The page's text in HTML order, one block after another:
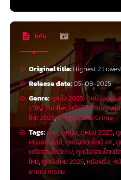
Info
Original title:Highest 2
Release date:05-09-2025
Genre:ดูหนัง 2025,ดูหนังออนไ
ขวัญ Thriller, หนังชีวิต
ใหม่ 2025,อาชญากรรม Crime
Tags:ชีวิต,ดูหนัง,ดูหนัง 2025,
หนังออนไลน์,ดูหนังออนไลน์ 4K,
หนังออนไลน์037,ดูหนังออนไลน์ชัด
ใหม่,ดูหนังใหม่ 2025, หนังฝรั่ง, ห
อาชญากรรม